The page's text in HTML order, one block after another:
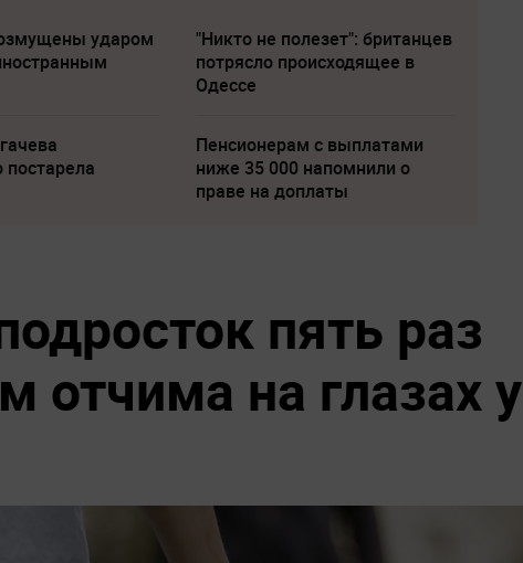
ударом
"Никто не полезет": британцев
потрясло происходящее в
Одессе
Пенсионерам с выплатами
ниже 35 000 напомнили о
праве на доплаты
пять раз
отчима на глазах у